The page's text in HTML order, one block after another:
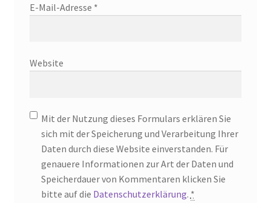
E-Mail-Adresse *
Website
Mit der Nutzung dieses Formulars erklären Sie
sich mit der Speicherung und Verarbeitung Ihrer
Daten durch diese Website einverstanden. Für
genauere Informationen zur Art der Daten und
Speicherdauer von Kommentaren klicken Sie
bitte auf die Datenschutzerklärung. *